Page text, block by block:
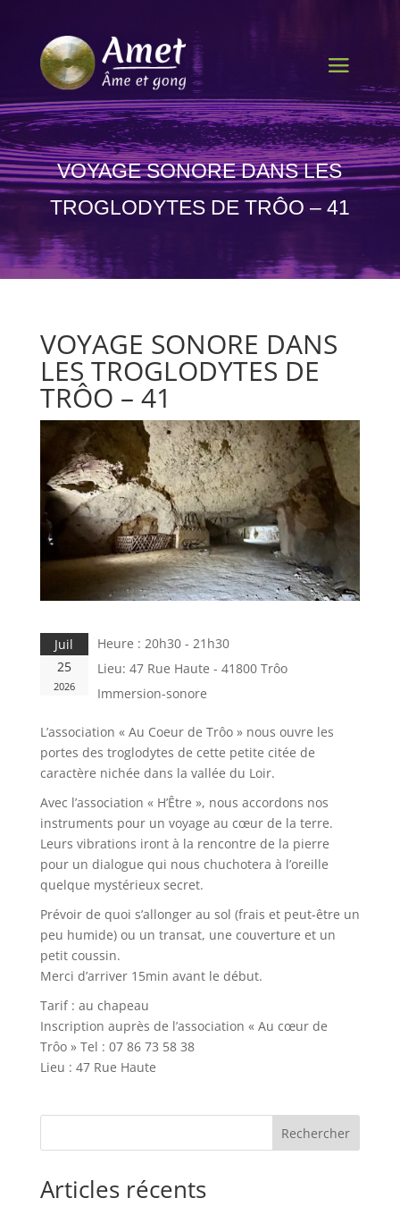
VOYAGE SONORE DANS LES
TROGLODYTES DE TRÔO – 41
VOYAGE SONORE DANS
LES TROGLODYTES DE
TRÔO – 41
Juil
25
2026
Heure : 20h30 - 21h30
Lieu: 47 Rue Haute - 41800 Trôo
Immersion-sonore
L’association « Au Coeur de Trôo » nous ouvre les
portes des troglodytes de cette petite citée de
caractère nichée dans la vallée du Loir.
Avec l’association « H’Être », nous accordons nos
instruments pour un voyage au cœur de la terre.
Leurs vibrations iront à la rencontre de la pierre
pour un dialogue qui nous chuchotera à l’oreille
quelque mystérieux secret.
Prévoir de quoi s’allonger au sol (frais et peut-être un
peu humide) ou un transat, une couverture et un
petit coussin.
Merci d’arriver 15min avant le début.
Tarif : au chapeau
Inscription auprès de l’association « Au cœur de
Trôo » Tel : 07 86 73 58 38
Lieu : 47 Rue Haute
Rechercher
Articles récents